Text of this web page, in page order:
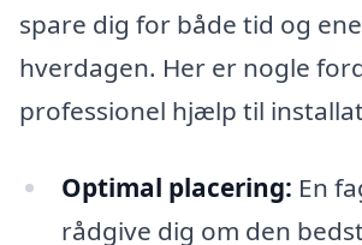
spare dig for både tid og
hverdagen. Her er nogle
professionel hjælp til
Optimal placering: En
rådgive dig om den